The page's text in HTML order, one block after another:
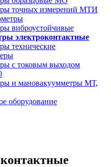
точных измерений МТИ
виброустойчивые
электроконтактные
технические
с токовым выходом
и мановакуумметры МТ,
оборудование